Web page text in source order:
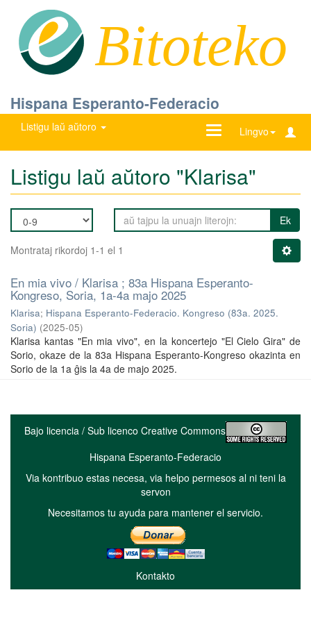
Bitoteko
Hispana Esperanto-Federacio
Listigu laŭ aŭtoro Lingvo
Ŝanĝu
Listigu laŭ aŭtoro "Klarisa"
Ek
Montrataj rikordoj 1-1 el 1
En mia vivo / Klarisa ; 83a Hispana Esperanto-
Kongreso, Soria, 1a-4a majo 2025
Klarisa; Hispana Esperanto-Federacio. Kongreso (83a. 2025.
Soria) (2025-05)
Klarisa kantas "En mia vivo", en la koncertejo "El Cielo Gira" de
Sorio, okaze de la 83a Hispana Esperanto-Kongreso okazinta en
Sorio de la 1a ĝis la 4a de majo 2025.
Bajo licencia / Sub licenco Creative Commons
Hispana Esperanto-Federacio
Via kontribuo estas necesa, via helpo permesos al ni teni la
servon
Necesitamos tu ayuda para mantener el servicio.
Kontakto